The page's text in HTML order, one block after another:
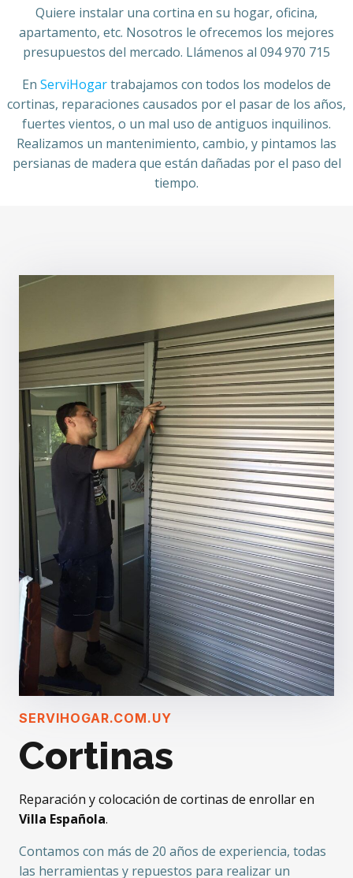
Quiere instalar una cortina en su hogar, oficina,
apartamento, etc. Nosotros le ofrecemos los mejores
presupuestos del mercado. Llámenos al 094 970 715
En ServiHogartrabajamos con todos los modelos de
cortinas, reparaciones causados por el pasar de los años,
fuertes vientos, o un mal uso de antiguos inquilinos.
Realizamos un mantenimiento, cambio, y pintamos las
persianas de madera que están dañadas por el paso del
tiempo.
SERVIHOGAR.COM.UY
Cortinas
Reparación y colocación de cortinas de enrollar en
Villa Española.
Contamos con más de 20 años de experiencia, todas
las herramientas y repuestos para realizar un